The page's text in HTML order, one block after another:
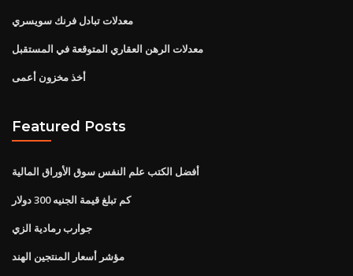
معدلات تبادل فرنك سويسري
معدلات الرهن العقاري المتوقعة في المستقبل
أخذ مخزون أعمى
Featured Posts
أفضل الكتب علم النفس سوق الأوراق المالية
كم تبلغ قيمة الجنيه 300 دولار
جوارب رمادية الزي
مؤشر أسعار المنتجين الهند